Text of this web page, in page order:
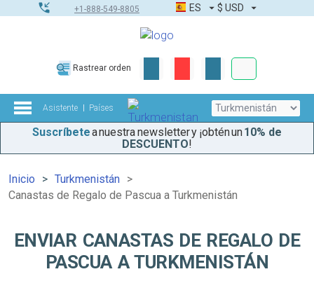
+1-888-549-8805 ES $ USD
Rastrear orden
Asistente Países
Suscríbetea nuestra newsletter y ¡obtén un10% de
DESCUENTO!
Inicio
Turkmenistán
Canastas de Regalo de Pascua a Turkmenistán
ENVIAR CANASTAS DE REGALO DE
PASCUA A TURKMENISTÁN